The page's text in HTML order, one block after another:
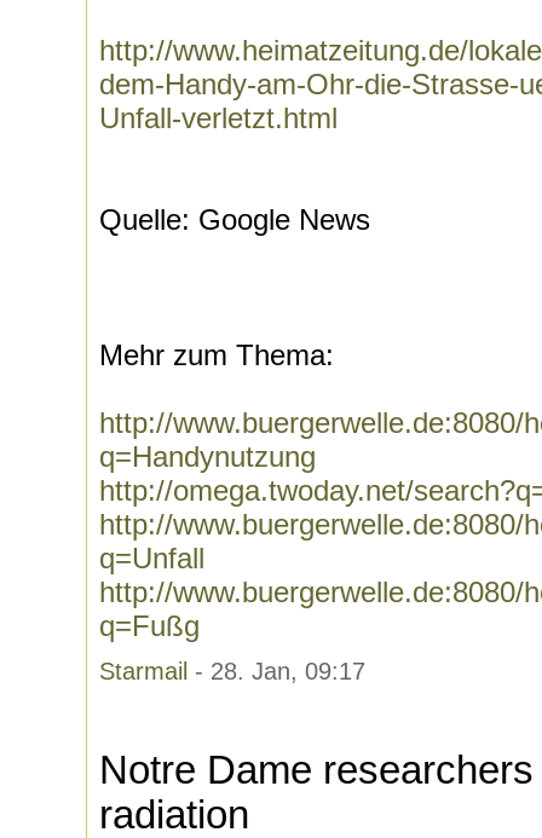
http://www.heimatzeitung.de/
dem-Handy-am-Ohr-die-Strasse-
Unfall-verletzt.html
Quelle: Google News
Mehr zum Thema:
http://www.buergerwelle.de:8080/
q=Handynutzung
http://omega.twoday.net/
http://www.buergerwelle.de:8080/
q=Unfall
http://www.buergerwelle.de:8080/
q=Fußg
Starmail - 28. Jan, 09:17
Notre Dame
radiation